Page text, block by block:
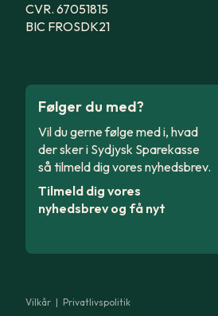
CVR. 67051815
BIC FROSDK21
Følger du med?
Vil du gerne følge med i, hvad
der sker i Sydjysk Sparekasse
så tilmeld dig vores nyhedsbrev.
Tilmeld dig vores
nyhedsbrev og få nyt
Vilkår | Privatlivspolitik